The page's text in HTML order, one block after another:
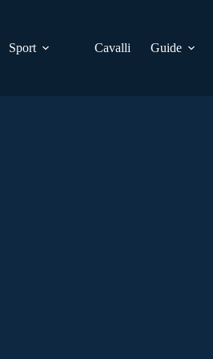
Sport Cavalli Guide